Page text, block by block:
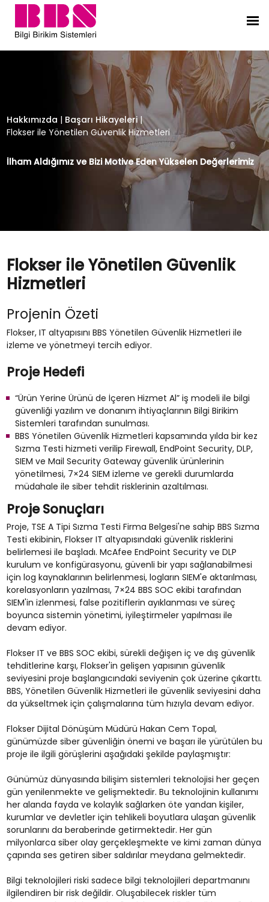
Flokser ile Yönetilen Güvenlik
Hakkımızda | Başarı Hikayeleri|
Flokser ile Yönetilen Güvenlik Hizmetleri
İlham Aldığımız ve Bizi Motive Eden Yükselen Değerlerimiz
Flokser ile Yönetilen Güvenlik
Hizmetleri
Projenin Özeti
Flokser, IT altyapısını BBS Yönetilen Güvenlik Hizmetleri ile
izleme ve yönetmeyi tercih ediyor.
Proje Hedefi
“Ürün Yerine Ürünü de İçeren Hizmet Al” iş modeli ile bilgi
güvenliği yazılım ve donanım ihtiyaçlarının Bilgi Birikim
Sistemleri tarafından sunulması.
BBS Yönetilen Güvenlik Hizmetleri kapsamında yılda bir kez
Sızma Testi hizmeti verilip Firewall, EndPoint Security, DLP,
SIEM ve Mail Security Gateway güvenlik ürünlerinin
yönetilmesi, 7×24 SIEM izleme ve gerekli durumlarda
müdahale ile siber tehdit risklerinin azaltılması.
Proje Sonuçları
Proje, TSE A Tipi Sızma Testi Firma Belgesi'ne sahip BBS Sızma
Testi ekibinin, Flokser IT altyapısındaki güvenlik risklerini
belirlemesi ile başladı. McAfee EndPoint Security ve DLP
kurulum ve konfigürasyonu, güvenli bir yapı sağlanabilmesi
için log kaynaklarının belirlenmesi, logların SIEM'e aktarılması,
korelasyonların yazılması, 7×24 BBS SOC ekibi tarafından
SIEM'in izlenmesi, false pozitiflerin ayıklanması ve süreç
boyunca sistemin yönetimi, iyileştirmeler yapılması ile
devam ediyor.
Flokser IT ve BBS SOC ekibi, sürekli değişen iç ve dış güvenlik
tehditlerine karşı, Flokser'in gelişen yapısının güvenlik
seviyesini proje başlangıcındaki seviyenin çok üzerine çıkarttı.
BBS, Yönetilen Güvenlik Hizmetleri ile güvenlik seviyesini daha
da yükseltmek için çalışmalarına tüm hızıyla devam ediyor.
Flokser Dijital Dönüşüm Müdürü Hakan Cem Topal,
günümüzde siber güvenliğin önemi ve başarı ile yürütülen bu
proje ile ilgili görüşlerini aşağıdaki şekilde paylaşmıştır:
Günümüz dünyasında bilişim sistemleri teknolojisi her geçen
gün yenilenmekte ve gelişmektedir. Bu teknolojinin kullanımı
her alanda fayda ve kolaylık sağlarken öte yandan kişiler,
kurumlar ve devletler için tehlikeli boyutlara ulaşan güvenlik
sorunlarını da beraberinde getirmektedir. Her gün
milyonlarca siber olay gerçekleşmekte ve kimi zaman dünya
çapında ses getiren siber saldırılar meydana gelmektedir.
Bilgi teknolojileri riski sadece bilgi teknolojileri departmanını
ilgilendiren bir risk değildir. Oluşabilecek riskler tüm